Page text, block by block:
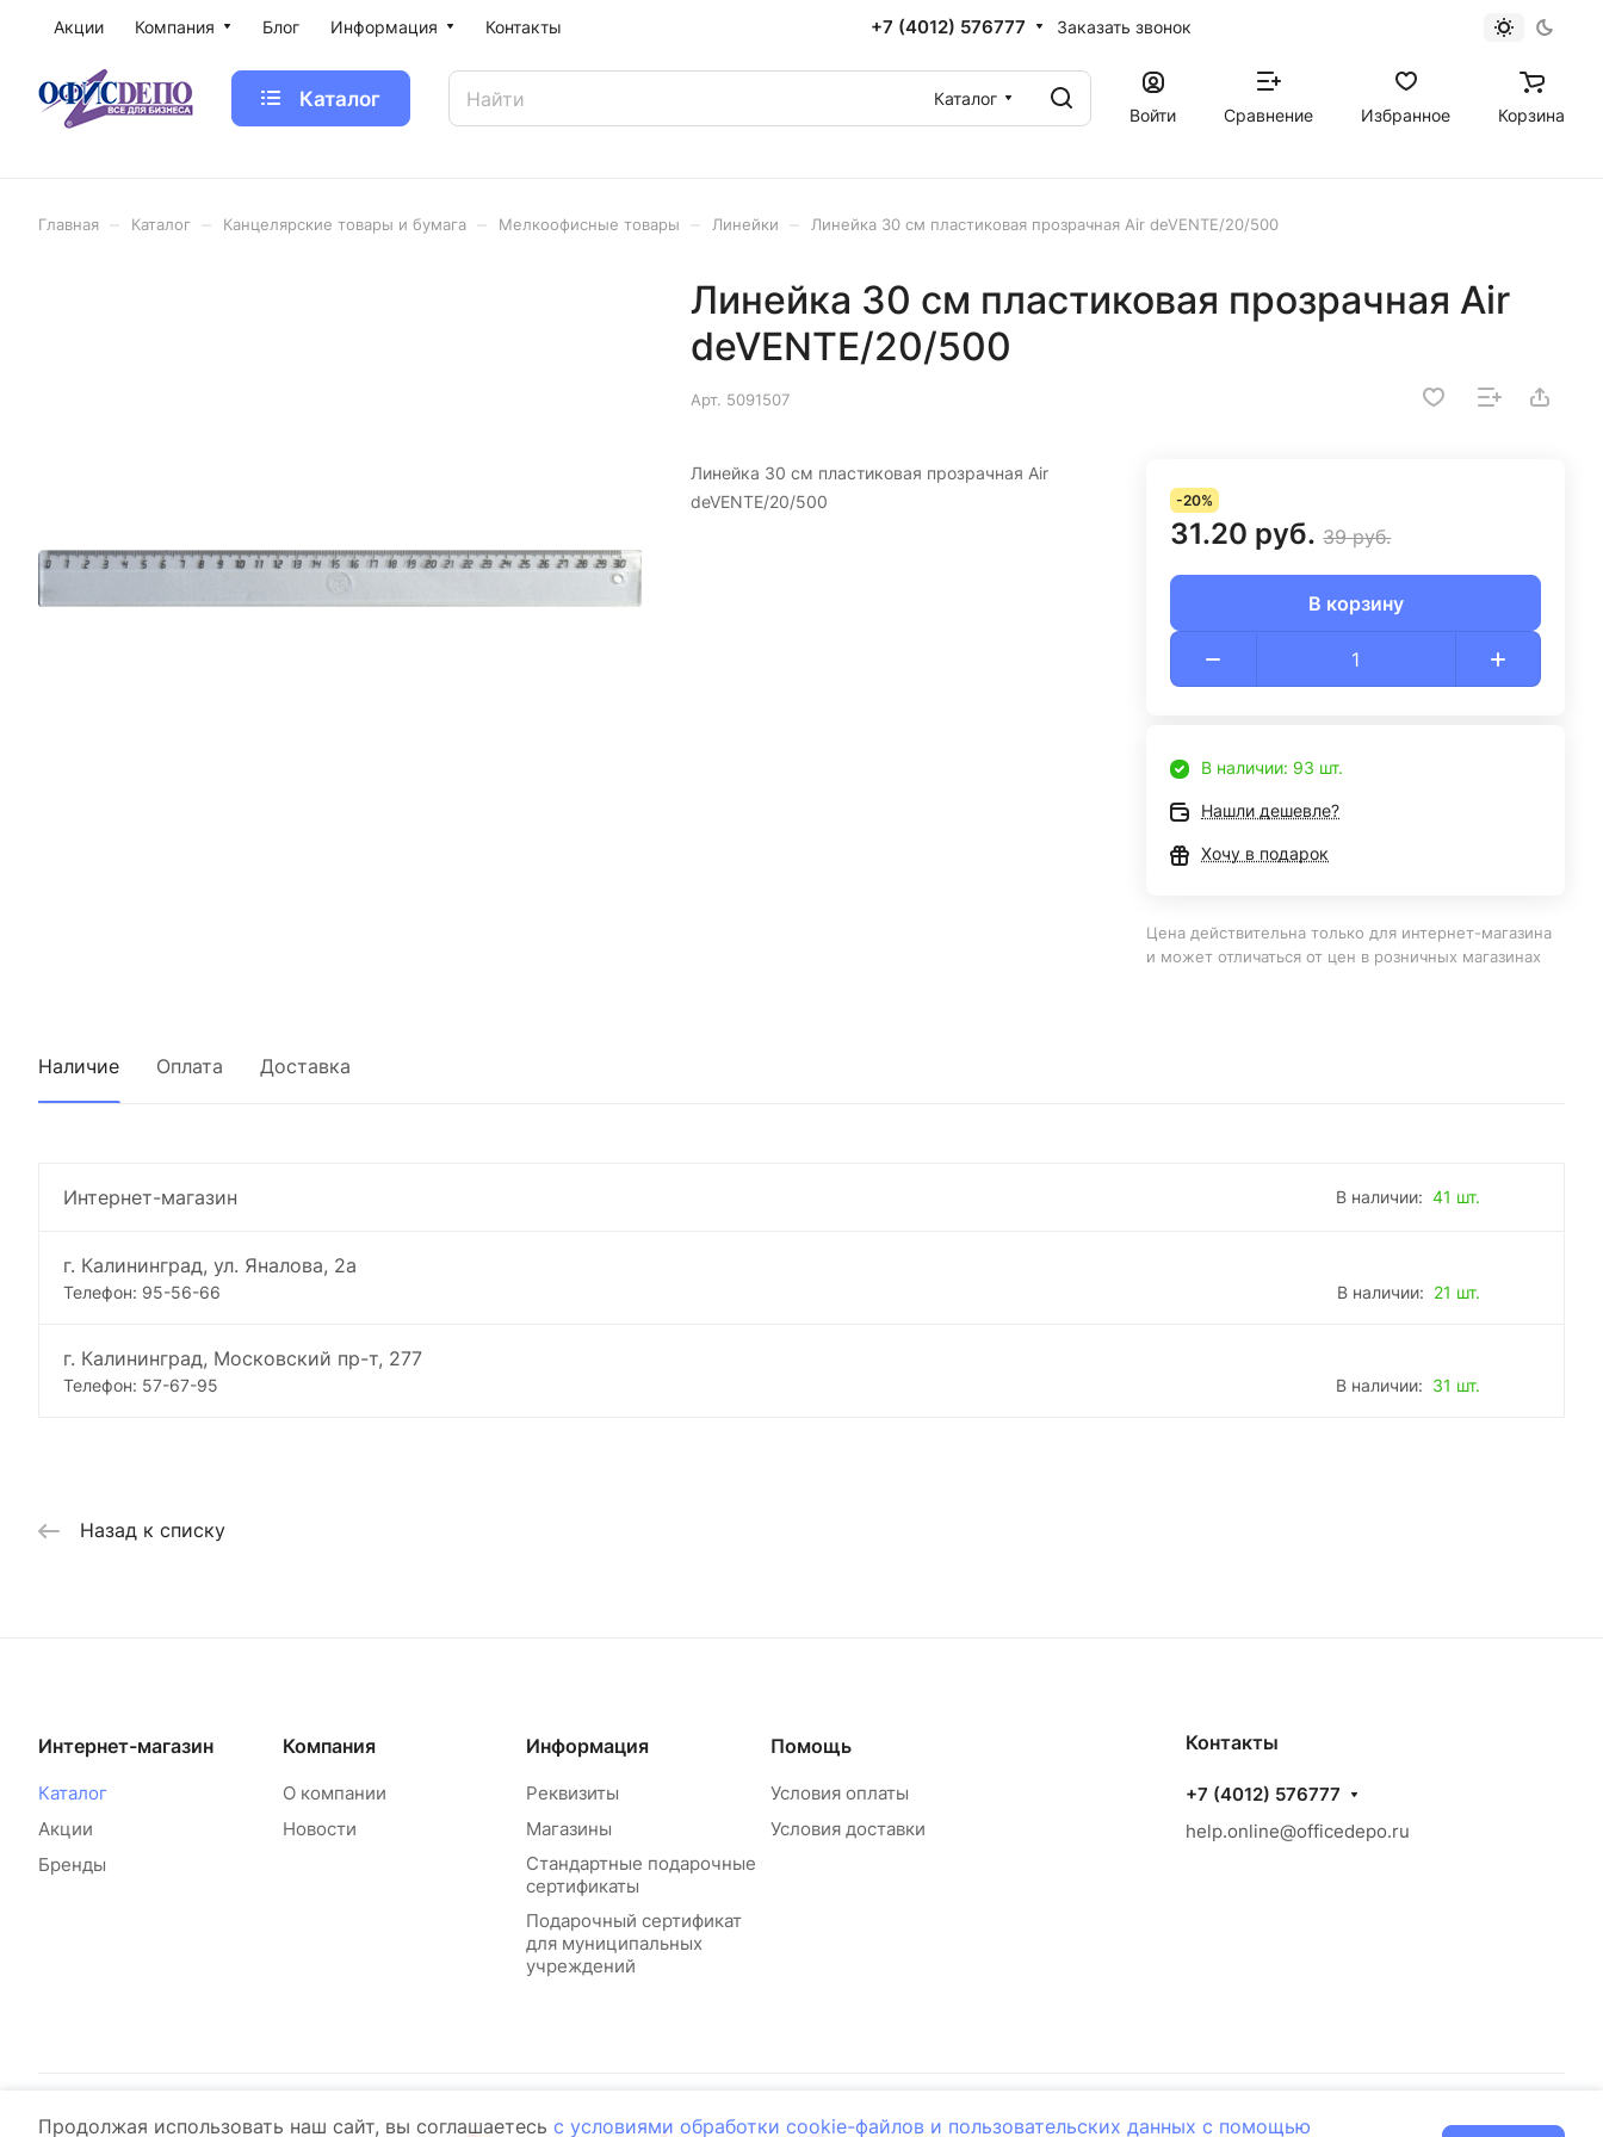
Акции Компания Блог Информация Контакты +7 (4012) 576777 Заказать звонок
Каталог
Каталог
Войти
Сравнение Избранное Корзина
Главная Каталог Канцелярские товары и бумага Мелкоофисные товары Линейки Линейка 30 см пластиковая прозрачная Air deVENTE/20/500
Линейка 30 см пластиковая прозрачная Air
deVENTE/20/500
Арт. 5091507
Линейка 30 см пластиковая прозрачная Air
deVENTE/20/500
-20%
31.20 руб. 39 руб.
В корзину
В наличии: 93 шт.
Нашли дешевле?
Хочу в подарок
Цена действительна только для интернет-магазина
и может отличаться от цен в розничных магазинах
Наличие Оплата Доставка
Интернет-магазин В наличии: 41 шт.
г. Калининград, ул. Яналова, 2а
Телефон: 95-56-66 В наличии: 21 шт.
г. Калининград, Московский пр-т, 277
Телефон: 57-67-95 В наличии: 31 шт.
Назад к списку
Интернет-магазин
Каталог
Акции
Бренды
Компания
О компании
Новости
Информация
Реквизиты
Магазины
Стандартные подарочные
сертификаты
Подарочный сертификат
для муниципальных
учреждений
Помощь
Условия оплаты
Условия доставки
Контакты
+7 (4012) 576777
help.online@officedepo.ru
Продолжая использовать наш сайт, вы соглашаетесь с условиями обработки cookie-файлов и пользовательских данных с помощью